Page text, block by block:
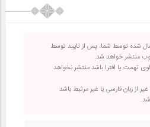
شده توسط شما، پس از تایید توسط
وب منتشر خواهد شد.
تهمت یا افترا باشد منتشر نخواهد
از زبان فارسی یا غیر مرتبط باشد